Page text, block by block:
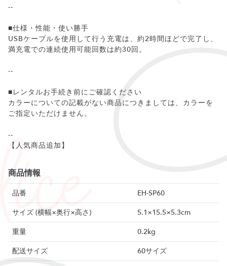
--
■仕様・性能・使い勝手
USBケーブルを使用して行う充電は、約2時間ほどで完了し、
満充電での連続使用可能回数は約30回。
--
■レンタルお手続き前にご確認ください
カラーについての記載がない商品につきましては、カラーを
ご指定いただけません。
--
【人気商品追加】
商品情報
品番
EH-SP60
サイズ (横幅×奥行×高さ)
5.1×15.5×5.3cm
重量
0.2kg
配送サイズ
60サイズ